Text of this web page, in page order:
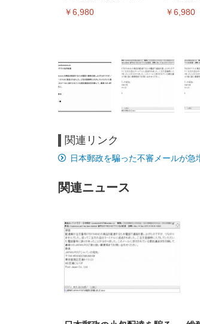
￥6,980 ￥6,980
[EdoErgo] オフィスチェア 椅
子 テレワーク 疲れない 跳ね
ト 約105度ロッキング pc 事務
椅子 360度回転 座面昇降 強化
￥5,699
SIHOO
／デスク
EIZO ビジネス向けプレミア
ムモニター | FlexScan
EV3240X-WT | 31.5型4K
ト
￥105,595
ムモニター |
Amazonベーシック ペットシ
ーツ 薄型 レギュラー 1回使い
￥3,373
Amazonベ
ーツ 厚型
関連リンク
日本郵政を騙った不審メールが
関連ニュース